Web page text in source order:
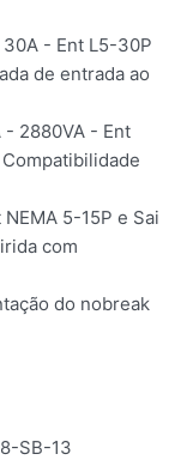
- Ent L5-30P
de entrada ao
2880VA - Ent
5-15P e Sai
com
do nobreak
SB-13